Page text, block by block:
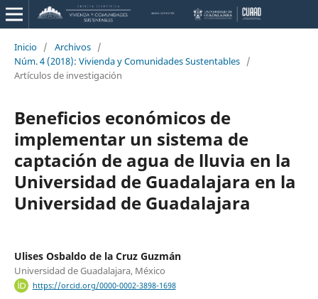
Inicio / Archivos /
Núm. 4 (2018): Vivienda y Comunidades Sustentables /
Artículos de investigación
Beneficios económicos de
implementar un sistema de
captación de agua de lluvia en la
Universidad de Guadalajara en la
Universidad de Guadalajara
Ulises Osbaldo de la Cruz Guzmán
Universidad de Guadalajara, México
https://orcid.org/0000-0002-3898-1698